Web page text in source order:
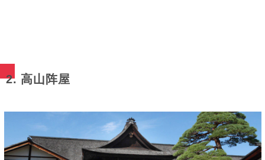
2. 高山阵屋